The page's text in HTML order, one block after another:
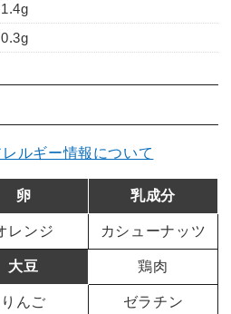
1.4g
0.3g
レルギー情報について
卵 乳成分
レンジ カシューナッツ
大豆 鶏肉
りんご ゼラチン